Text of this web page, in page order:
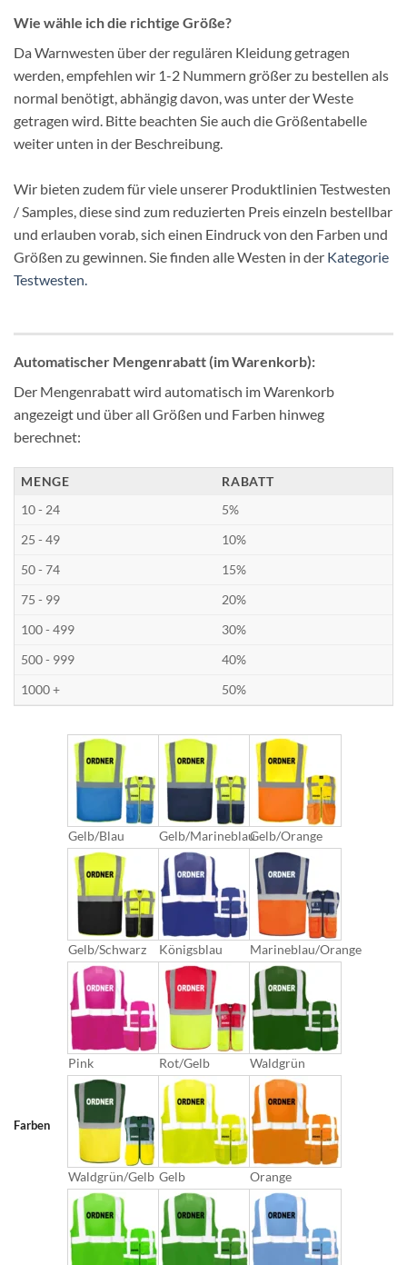
Wie wähle ich die richtige Größe?
Da Warnwesten über der regulären Kleidung getragen
werden, empfehlen wir 1-2 Nummern größer zu bestellen als
normal benötigt, abhängig davon, was unter der Weste
getragen wird. Bitte beachten Sie auch die Größentabelle
weiter unten in der Beschreibung.
Wir bieten zudem für viele unserer Produktlinien Testwesten
/ Samples, diese sind zum reduzierten Preis einzeln bestellbar
und erlauben vorab, sich einen Eindruck von den Farben und
Größen zu gewinnen. Sie finden alle Westen in der Kategorie
Testwesten.
Automatischer Mengenrabatt (im Warenkorb):
Der Mengenrabatt wird automatisch im Warenkorb
angezeigt und über all Größen und Farben hinweg
berechnet:
MENGE
RABATT
10 - 24
5%
25 - 49
10%
50 - 74
15%
75 - 99
20%
100 - 499
30%
500 - 999
40%
1000 +
50%
Farben
Gelb/Blau Gelb/MarineblauGelb/Orange
Gelb/Schwarz Königsblau Marineblau/Orange
Pink Rot/Gelb Waldgrün
Waldgrün/Gelb Gelb Orange